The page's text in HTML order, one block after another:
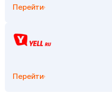
Перейти
Перейти